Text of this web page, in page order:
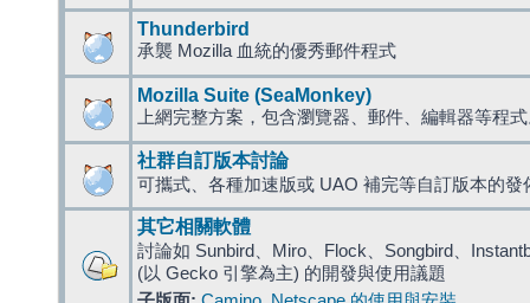
Thunderbird
承襲 Mozilla 血統的優秀郵件程式
Mozilla Suite (SeaMonkey)
上網完整方案，包含瀏覽器、郵件、編輯器等程
社群自訂版本討論
可攜式、各種加速版或 UAO 補完等自訂版本的發
其它相關軟體
討論如 Sunbird、Miro、Flock、Songbird、
(以 Gecko 引擎為主) 的開發與使用議題